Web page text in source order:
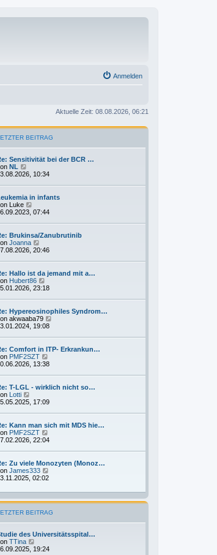
Anmelden
Aktuelle Zeit: 08.08.2026, 06:21
BEITRAG
Sensitivität bei der BCR …
NL
e
e
s
t
e
B
i
t
r
a
10:34
in infants
Luke
e
e
s
t
e
B
e
i
t
r
a
07:44
Brukinsa/Zanubrutinib
Joanna
e
e
s
t
e
B
e
i
t
r
a
20:46
Hallo ist da jemand mit a…
Hubert86
e
e
s
t
e
B
e
i
t
r
a
23:18
Hypereosinophiles Syndrom…
akwaaba79
e
s
B
e
i
a
19:08
Comfort in ITP- Erkrankun…
PMF2SZT
e
e
s
e
B
e
i
t
r
a
13:38
T-LGL - wirklich nicht so…
Lotti
e
e
s
t
e
r
B
e
i
t
r
17:09
Kann man sich mit MDS hie…
PMF2SZT
e
e
s
e
B
e
i
t
g
22:04
Zu viele Monozyten (Monoz…
James333
e
s
e
r
e
t
02:02
BEITRAG
des Universitätsspital…
TTina
e
19:24